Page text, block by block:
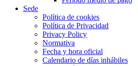
Sede
Política de cookies
Política de Privacidad
Privacy Policy
Normativa
Fecha y hora oficial
Calendario de días inhábiles